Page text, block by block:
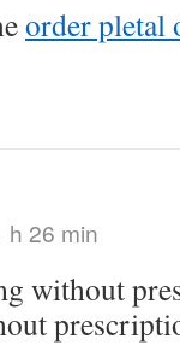
order pletal
h 26 min
without